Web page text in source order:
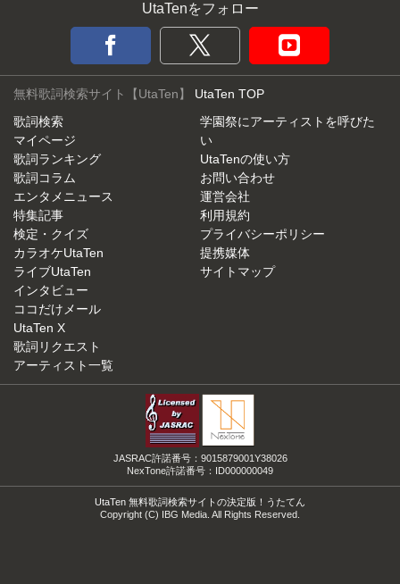
UtaTenをフォロー
無料歌詞検索サイト【UtaTen】 UtaTen TOP
歌詞検索
マイページ
歌詞ランキング
歌詞コラム
エンタメニュース
特集記事
検定・クイズ
カラオケUtaTen
ライブUtaTen
インタビュー
ココだけメール
UtaTen X
歌詞リクエスト
アーティスト一覧
学園祭にアーティストを呼びた
い
UtaTenの使い方
お問い合わせ
運営会社
利用規約
プライバシーポリシー
提携媒体
サイトマップ
JASRAC許諾番号：9015879001Y38026
NexTone許諾番号：ID000000049
UtaTen 無料歌詞検索サイトの決定版！うたてん
Copyright (C) IBG Media. All Rights Reserved.